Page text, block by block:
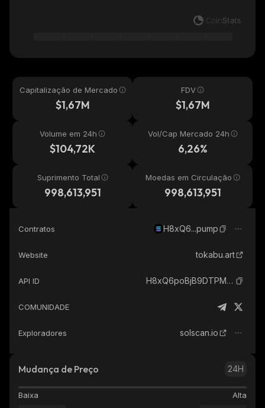
Capitalização de Mercado
$1,67M
FDV
$1,67M
Volume em 24h
$104,72K
Vol/Cap Mercado 24h
6,26%
Suprimento Total
998,613,951
Moedas em Circulação
998,613,951
Contratos H8xQ6...pump
Website tokabu.art
API ID H8xQ6poBjB9DTPMDTKWzWPrnxu4bDEhybxiouF8Ppump_solana
COMUNIDADE
Exploradores solscan.io
Mudança de Preço 24H
Baixa Alta